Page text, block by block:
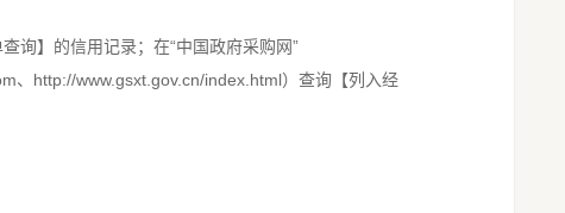
询】的信用记录；在“中国政府采购网”
、http://www.gsxt.gov.cn/index.html）查询【列入经